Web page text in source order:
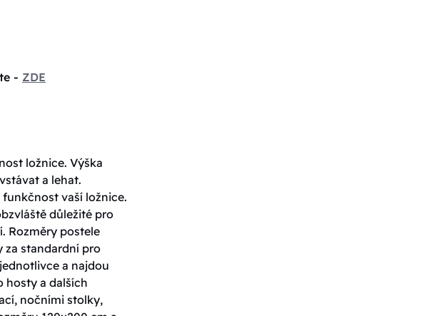
- ZDE
ložnice. Výška
a lehat.
vaší ložnice.
důležité pro
Rozměry postele
za standardní pro
a najdou
hosty a dalších
nočními stolky,